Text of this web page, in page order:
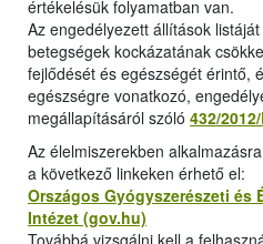
értékelésük folyamatban van.
Az engedélyezett állítások
betegségek kockázatának
fejlődését és egészségét érintő,
egészségre vonatkozó,
megállapításáról szóló 432/
Az élelmiszerekben
a következő linkeken érhető el:
Országos Gyógyszerészeti és
Intézet (gov.hu)